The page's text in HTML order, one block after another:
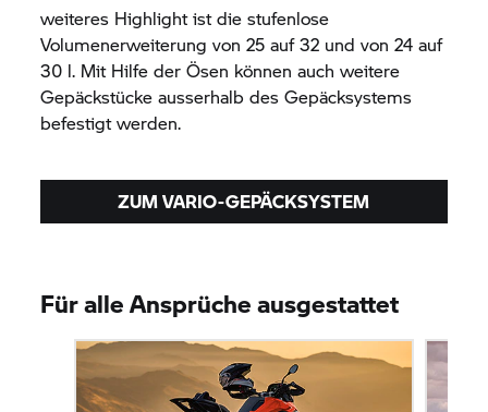
weiteres Highlight ist die stufenlose
Volumenerweiterung von 25 auf 32 und von 24 auf
30 l. Mit Hilfe der Ösen können auch weitere
Gepäckstücke ausserhalb des Gepäcksystems
befestigt werden.
ZUM VARIO-GEPÄCKSYSTEM
Für alle Ansprüche ausgestattet